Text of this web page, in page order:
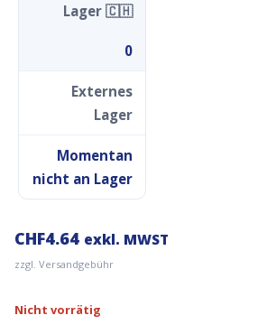
Lager 🇨🇭
0
Externes
Lager
Momentan
nicht an Lager
CHF4.64 exkl. MWST
zzgl. Versandgebühr
Nicht vorrätig